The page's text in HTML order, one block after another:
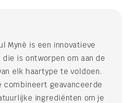
Mynè is een innovatieve
is ontworpen om aan de
elk haartype te voldoen.
combineert geavanceerde
ingrediënten om je